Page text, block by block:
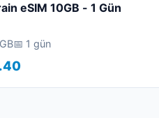
eSIM 10GB - 1 Gün
📅 1 gün